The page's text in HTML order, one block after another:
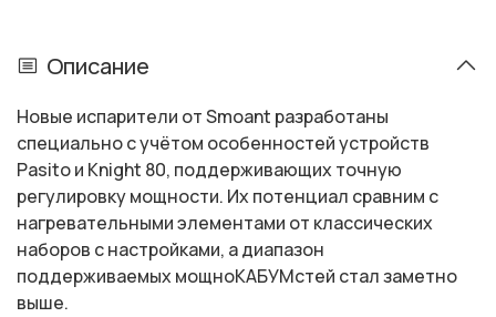
Описание
Новые испарители от Smoant разработаны
специально с учётом особенностей устройств
Pasito и Knight 80, поддерживающих точную
регулировку мощности. Их потенциал сравним с
нагревательными элементами от классических
наборов с настройками, а диапазон
поддерживаемых мощноКАБУМстей стал заметно
выше.